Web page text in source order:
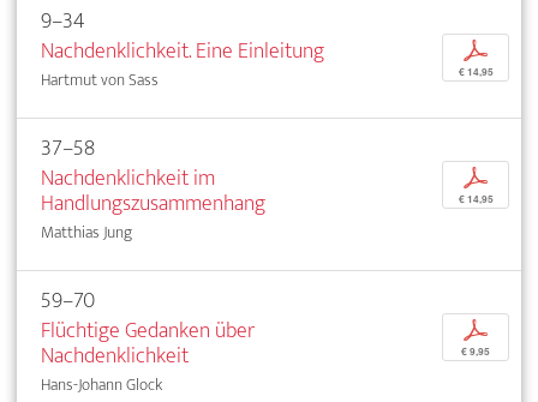
9–34
Nachdenklichkeit. Eine Einleitung
Hartmut von Sass
p
€ 14,95
37–58
Nachdenklichkeit im
Handlungszusammenhang
Matthias Jung
p
€ 14,95
59–70
Flüchtige Gedanken über
Nachdenklichkeit
Hans-Johann Glock
p
€ 9,95